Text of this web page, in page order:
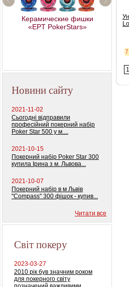
Керамические фишки
«EPT PokerStars»
покерный
Новини сайту
2021-11-02
Сьогодні відправили
професійний покерний набір
Poker Star 500 у м....
2021-10-15
Покерний набір Poker Star 300
купила Ірина з м. Львова...
2021-10-07
Покерний набір в м Львів
"Compass" 300 фішок - купив...
Читати все
Світ покеру
2023-03-27
2010 рік був значним роком
для покерного світу